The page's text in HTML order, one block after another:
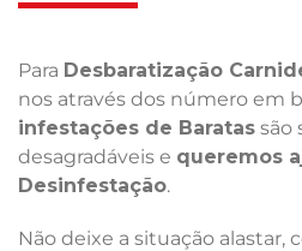
Para Desbaratização
nos através dos número em
infestações de Baratas são
desagradáveis e queremos
Desinfestação.
Não deixe a situação alastar,